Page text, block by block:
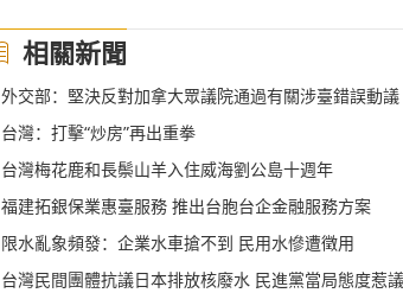
相關新聞
外交部：堅決反對加拿大眾議院通過有關涉臺錯誤動議
台灣：打擊“炒房”再出重拳
台灣梅花鹿和長鬃山羊入住威海劉公島十週年
福建拓銀保業惠臺服務 推出台胞台企金融服務方案
限水亂象頻發：企業水車搶不到 民用水慘遭徵用
台灣民間團體抗議日本排放核廢水 民進黨當局態度惹議